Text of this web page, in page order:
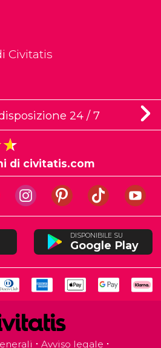
Civitatis
24 / 7
di civitatis.com
DISPONIBILE SU
Google Play
Avviso legale